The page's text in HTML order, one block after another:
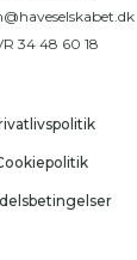
34 48 60 18